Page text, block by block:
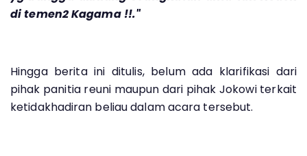
di temen2 Kagama !!."
Hingga berita ini ditulis, belum ada klarifikasi dari
pihak panitia reuni maupun dari pihak Jokowi terkait
ketidakhadiran beliau dalam acara tersebut.